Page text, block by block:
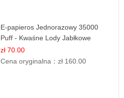
E-papieros Jednorazowy 35000
Puff - Kwaśne Lody Jabłkowe
zł 70.00
Cena oryginalna：zł 160.00